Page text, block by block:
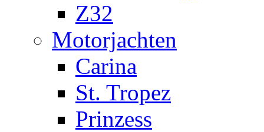
Z32
Motorjachten
Carina
St. Tropez
Prinzess